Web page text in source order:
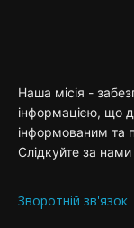
Наша місія -
інформацією, що
інформованим та
Слідкуйте за нами
Зворотній зв'язок